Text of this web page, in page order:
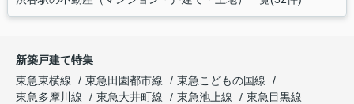
新築戸建て特集
東急東横線
東急田園都市線
東急こどもの国線
東急多摩川線
東急大井町線 東急池上線
東急目黒線